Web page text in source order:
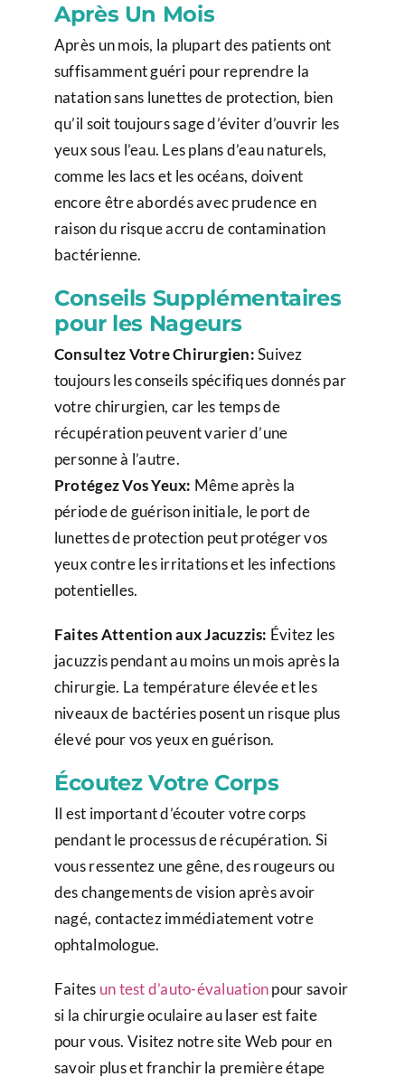
Après Un Mois
Après un mois, la plupart des patients ont
suffisamment guéri pour reprendre la
natation sans lunettes de protection, bien
qu’il soit toujours sage d’éviter d’ouvrir les
yeux sous l’eau. Les plans d’eau naturels,
comme les lacs et les océans, doivent
encore être abordés avec prudence en
raison du risque accru de contamination
bactérienne.
Conseils Supplémentaires
pour les Nageurs
Consultez Votre Chirurgien:Suivez
toujours les conseils spécifiques donnés par
votre chirurgien, car les temps de
récupération peuvent varier d’une
personne à l’autre.
Protégez Vos Yeux: Même après la
période de guérison initiale, le port de
lunettes de protection peut protéger vos
yeux contre les irritations et les infections
potentielles.
Faites Attention aux Jacuzzis: Évitez les
jacuzzis pendant au moins un mois après la
chirurgie. La température élevée et les
niveaux de bactéries posent un risque plus
élevé pour vos yeux en guérison.
Écoutez Votre Corps
Il est important d’écouter votre corps
pendant le processus de récupération. Si
vous ressentez une gêne, des rougeurs ou
des changements de vision après avoir
nagé, contactez immédiatement votre
ophtalmologue.
Faites un test d’auto-évaluationpour savoir
si la chirurgie oculaire au laser est faite
pour vous. Visitez notre site Web pour en
savoir plus et franchir la première étape